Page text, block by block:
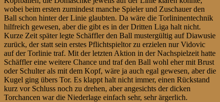
wobei beim ersten zumindest manche Spieler und Zuschauer den
Ball schon hinter der Linie glaubten. Da wäre die Torlininentechnik
hilfreich gewesen, aber die gibt es in der Dritten Liga halt nicht.
Kurze Zeit später legte Schäffler den Ball mustergültig auf Diawusie
zurück, der statt sein erstes Pflichtspieltor zu erzielen nur Vidovic
auf der Torlinie traf. Mit der letzten Aktion in der Nachspielzeit hatte
Schäffler eine weitere Chance und traf den Ball wohl eher mit Brust
oder Schulter als mit dem Kopf, wäre ja auch egal gewesen, aber die
Kugel ging übers Tor. Es klappt halt nicht immer, einen Rückstand
kurz vor Schluss noch zu drehen, aber angesichts der dicken
Torchancen war die Niederlage einfach sehr, sehr ärgerlich.